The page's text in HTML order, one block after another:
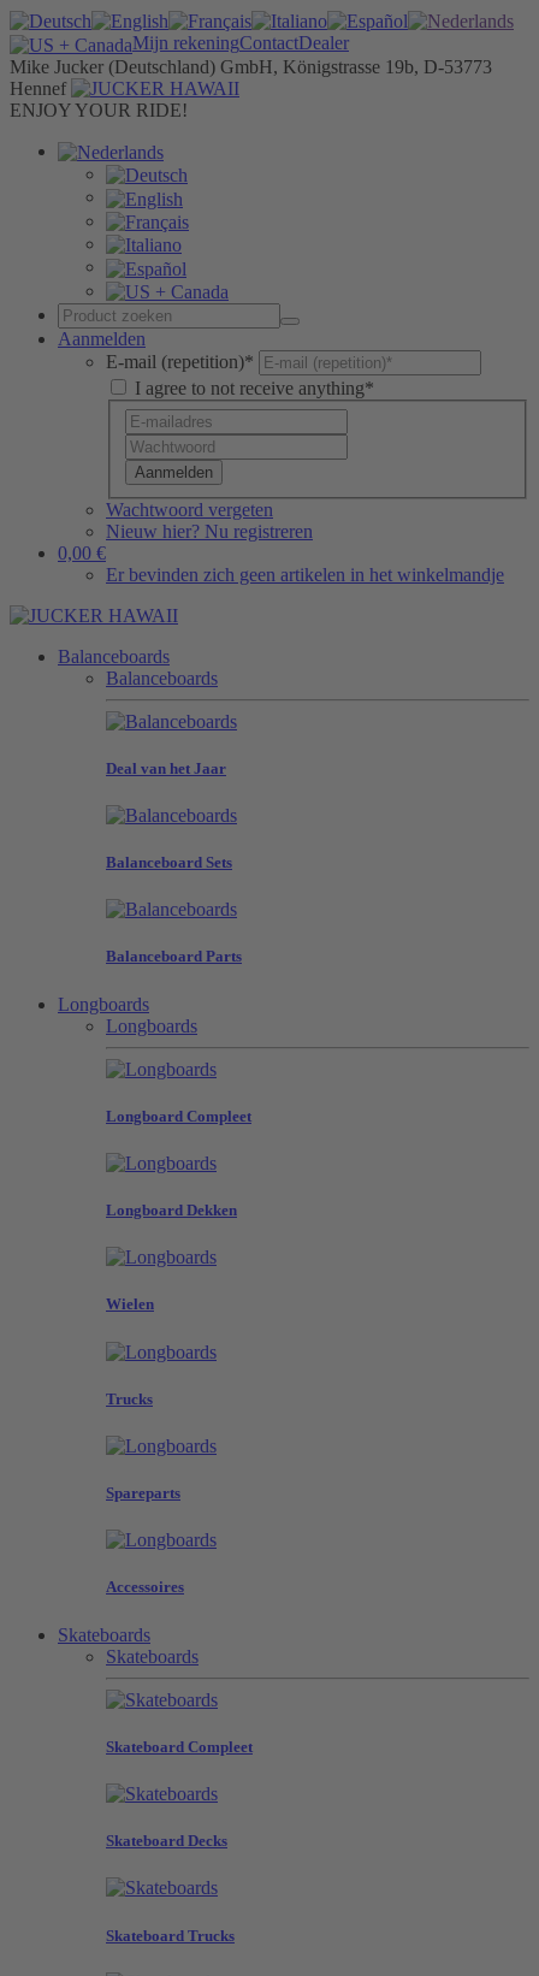
Mijn rekeningContactDealer
Mike Jucker (Deutschland) GmbH, Königstrasse 19b, D-53773
Hennef
ENJOY YOUR RIDE!
Aanmelden
E-mail (repetition)*
I agree to not receive anything*
Aanmelden
Wachtwoord vergeten
Nieuw hier? Nu registreren
0,00 €
Er bevinden zich geen artikelen in het winkelmandje
Balanceboards
Balanceboards
Deal van het Jaar
Balanceboard Sets
Balanceboard Parts
Longboards
Longboards
Longboard Compleet
Longboard Dekken
Wielen
Trucks
Spareparts
Accessoires
Skateboards
Skateboards
Skateboard Compleet
Skateboard Decks
Skateboard Trucks